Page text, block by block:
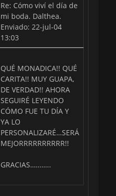
Re: Cómo viví el día de
mi boda. Dalthea.
Enviado: 22-jul-04
13:03
QUÉ MONADICA!! QUÉ
CARITA!! MUY GUAPA,
DE VERDAD!! AHORA
SEGUIRÉ LEYENDO
CÓMO FUE TU DÍA Y
YA LO
PERSONALIZARÉ…SERÁ
MEJORRRRRRRRRR!!
GRACIAS………..